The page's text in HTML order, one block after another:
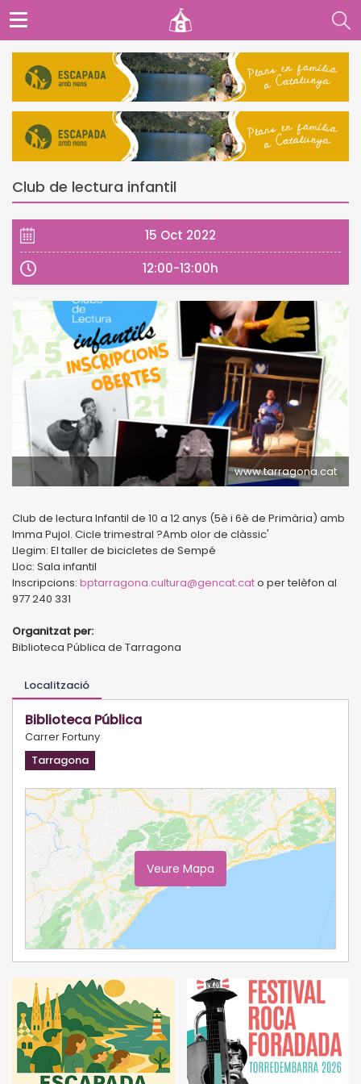
Club de lectura infantil
15 Oct 2022
12:00-13:00h
www.tarragona.cat
Club de lectura Infantil de 10 a 12 anys (5è i 6è de Primària) amb
Imma Pujol. Cicle trimestral ?Amb olor de clàssic'
Llegim: El taller de bicicletes de Sempé
Lloc: Sala infantil
Inscripcions: bptarragona.cultura@gencat.cato per telèfon al
977 240 331
Organitzat per:
Biblioteca Pública de Tarragona
Localització
Biblioteca Pública
Carrer Fortuny
Tarragona
Veure Mapa